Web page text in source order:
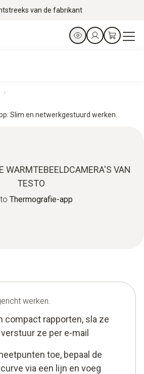
van de fabrikant
Slim en netwerkgestuurd werken.
WARMTEBEELDCAMERA'S VAN
TESTO
Thermografie-app
werken.
compact rapporten, sla ze
ze per e-mail
toe, bepaal de
via een lijn en voeg